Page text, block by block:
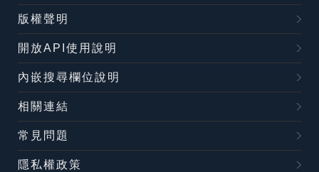
版權聲明
開放API使用說明
內嵌搜尋欄位說明
相關連結
常見問題
隱私權政策